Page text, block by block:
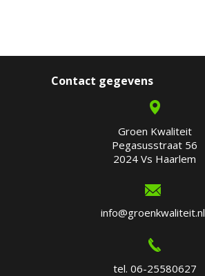
Contact gegevens
Groen Kwaliteit
Pegasusstraat 56
2024 Vs Haarlem
info@groenkwaliteit.nl
tel. 06-25580627